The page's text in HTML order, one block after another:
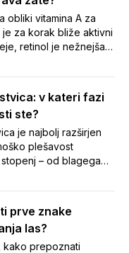
obliki vitamina A za
za korak bliže aktivni
retinol je nežnejša
v kateri fazi
ste?
je najbolj razširjen
plešavost
– od blagega
pomaga
spremembe
prve znake
las?
kako prepoznati